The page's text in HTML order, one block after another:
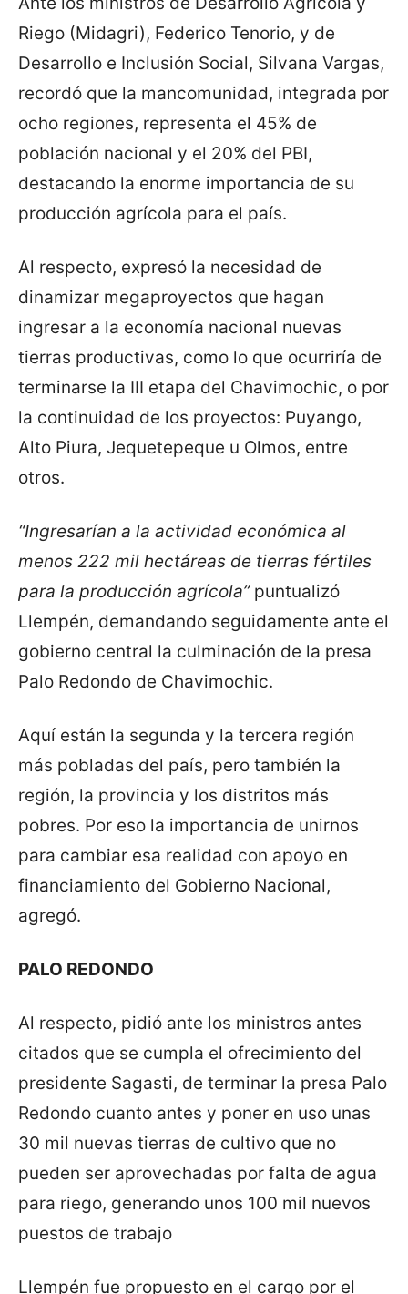
Riego (Midagri), Federico Tenorio, y de
Desarrollo e Inclusión Social, Silvana Vargas,
recordó que la mancomunidad, integrada por
ocho regiones, representa el 45% de
población nacional y el 20% del PBI,
destacando la enorme importancia de su
producción agrícola para el país.
Al respecto, expresó la necesidad de
dinamizar megaproyectos que hagan
ingresar a la economía nacional nuevas
tierras productivas, como lo que ocurriría de
terminarse la III etapa del Chavimochic, o por
la continuidad de los proyectos: Puyango,
Alto Piura, Jequetepeque u Olmos, entre
otros.
“Ingresarían a la actividad económica al
menos 222 mil hectáreas de tierras fértiles
para la producción agrícola” puntualizó
Llempén, demandando seguidamente ante el
gobierno central la culminación de la presa
Palo Redondo de Chavimochic.
Aquí están la segunda y la tercera región
más pobladas del país, pero también la
región, la provincia y los distritos más
pobres. Por eso la importancia de unirnos
para cambiar esa realidad con apoyo en
financiamiento del Gobierno Nacional,
agregó.
PALO REDONDO
Al respecto, pidió ante los ministros antes
citados que se cumpla el ofrecimiento del
presidente Sagasti, de terminar la presa Palo
Redondo cuanto antes y poner en uso unas
30 mil nuevas tierras de cultivo que no
pueden ser aprovechadas por falta de agua
para riego, generando unos 100 mil nuevos
puestos de trabajo
Llempén fue propuesto en el cargo por el